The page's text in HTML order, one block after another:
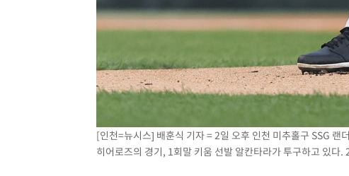
[인천=뉴시스] 배훈식 기자 = 2일 오후 인천 미추홀구 SSG
히어로즈의 경기, 1회말 키움 선발 알칸타라가 투구하고 있다